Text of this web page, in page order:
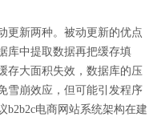
新两种。被动更新的优点
库中提取数据再把缓存填
存大面积失效，数据库的压
雪崩效应，但可能引发程序
b2b2c电商网站系统架构在建